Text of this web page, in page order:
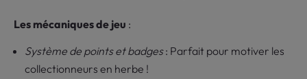
Les mécaniques de jeu :
Système de points et badges: Parfait pour motiver les
collectionneurs en herbe !